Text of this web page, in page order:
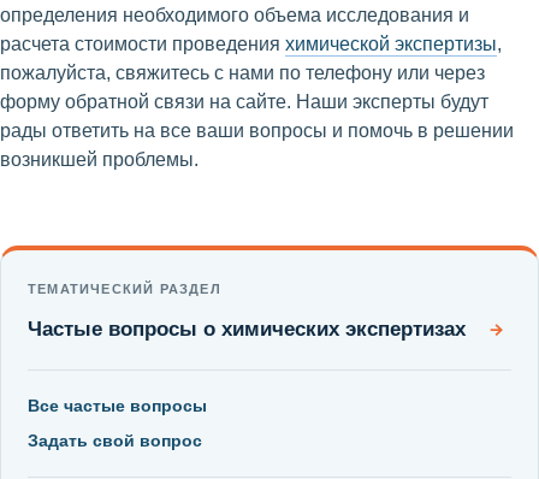
определения необходимого объема исследования и
расчета стоимости проведения химической экспертизы,
пожалуйста, свяжитесь с нами по телефону или через
форму обратной связи на сайте. Наши эксперты будут
рады ответить на все ваши вопросы и помочь в решении
возникшей проблемы.
ТЕМАТИЧЕСКИЙ РАЗДЕЛ
Частые вопросы о химических экспертизах →
Все частые вопросы
Задать свой вопрос